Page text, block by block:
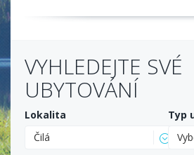
VYHLEDEJTE SVÉ
UBYTOVÁNÍ
Lokalita
Čilá
Typ